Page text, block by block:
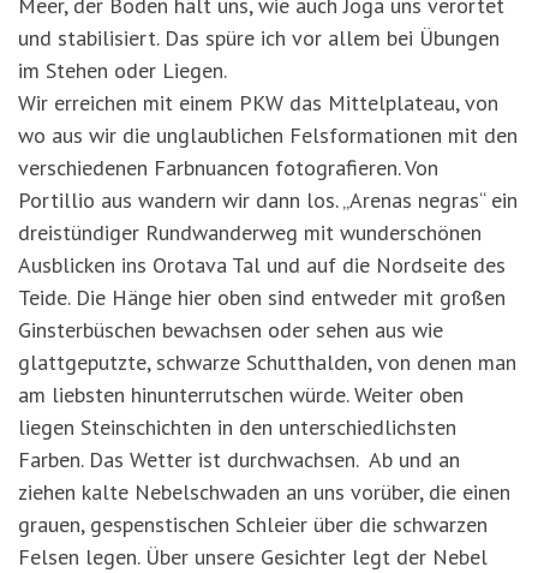
und stabilisiert. Das spüre ich vor allem bei Übungen
im Stehen oder Liegen.
Wir erreichen mit einem PKW das Mittelplateau, von
wo aus wir die unglaublichen Felsformationen mit den
verschiedenen Farbnuancen fotografieren. Von
Portillio aus wandern wir dann los. „Arenas negras“ ein
dreistündiger Rundwanderweg mit wunderschönen
Ausblicken ins Orotava Tal und auf die Nordseite des
Teide. Die Hänge hier oben sind entweder mit großen
Ginsterbüschen bewachsen oder sehen aus wie
glattgeputzte, schwarze Schutthalden, von denen man
am liebsten hinunterrutschen würde. Weiter oben
liegen Steinschichten in den unterschiedlichsten
Farben. Das Wetter ist durchwachsen. Ab und an
ziehen kalte Nebelschwaden an uns vorüber, die einen
grauen, gespenstischen Schleier über die schwarzen
Felsen legen. Über unsere Gesichter legt der Nebel